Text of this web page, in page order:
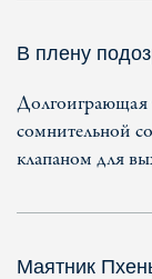
В плену
Долгоиграющая
сомнительной
клапаном для
Маятник